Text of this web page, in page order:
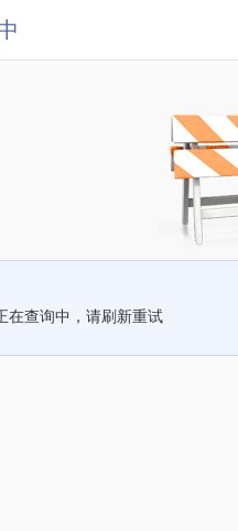
在查询中，请刷新重试